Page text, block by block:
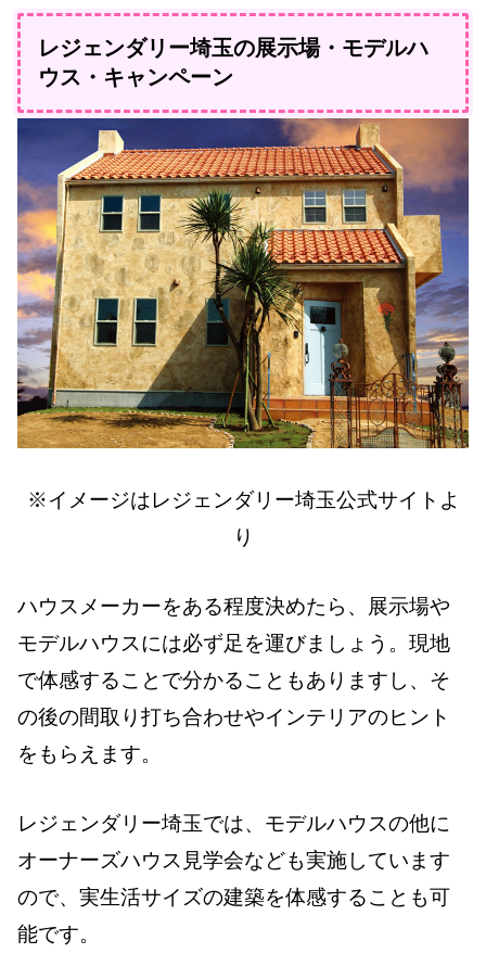
レジェンダリー埼玉の展示場・モデルハ
ウス・キャンペーン
※イメージはレジェンダリー埼玉公式サイトよ
り
ハウスメーカーをある程度決めたら、展示場や
モデルハウスには必ず足を運びましょう。現地
で体感することで分かることもありますし、そ
の後の間取り打ち合わせやインテリアのヒント
をもらえます。
レジェンダリー埼玉では、モデルハウスの他に
オーナーズハウス見学会なども実施しています
ので、実生活サイズの建築を体感することも可
能です。